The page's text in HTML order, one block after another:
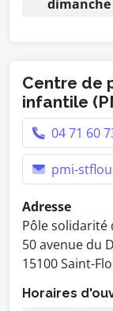
dimanche
Centre de
infantile
04 71 60
pmi-
Adresse
Pôle
50 avenue du
15100 Saint-
Horaires